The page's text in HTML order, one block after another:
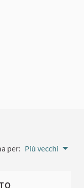
esterno)
per: Più vecchi